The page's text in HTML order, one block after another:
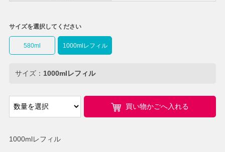
1000mlレフィル
サイズを選択してください
580ml 1000mlレフィル
サイズ： 1000mlレフィル
買い物かごへ入れる